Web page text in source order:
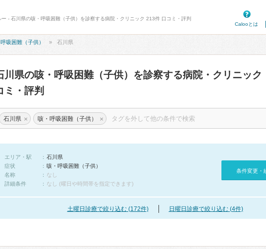
- 石川県の咳・呼吸困難（子供）を診察する病院・クリニック 213件 口コミ・評判
Calooとは
吸困難（子供） 石川県
川県の咳・呼吸困難（子供）を診察する病院・クリニック
ミ・評判
石川県 × 咳・呼吸困難（子供） ×
エリア・駅
石川県
症状
咳・呼吸困難（子供）
名称
なし
詳細条件
なし (曜日や時間帯を指定できます)
条件変更・
土曜日診療で絞り込む (172件) 日曜日診療で絞り込む (4件)